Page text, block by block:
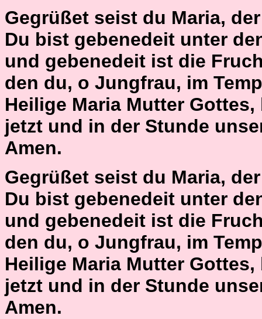
Gegrüßet seist du Maria,
Du bist gebenedeit unter
und gebenedeit ist die
den du, o Jungfrau, im
Heilige Maria Mutter
jetzt und in der Stunde
Amen.
Gegrüßet seist du Maria,
Du bist gebenedeit unter
und gebenedeit ist die
den du, o Jungfrau, im
Heilige Maria Mutter
jetzt und in der Stunde
Amen.